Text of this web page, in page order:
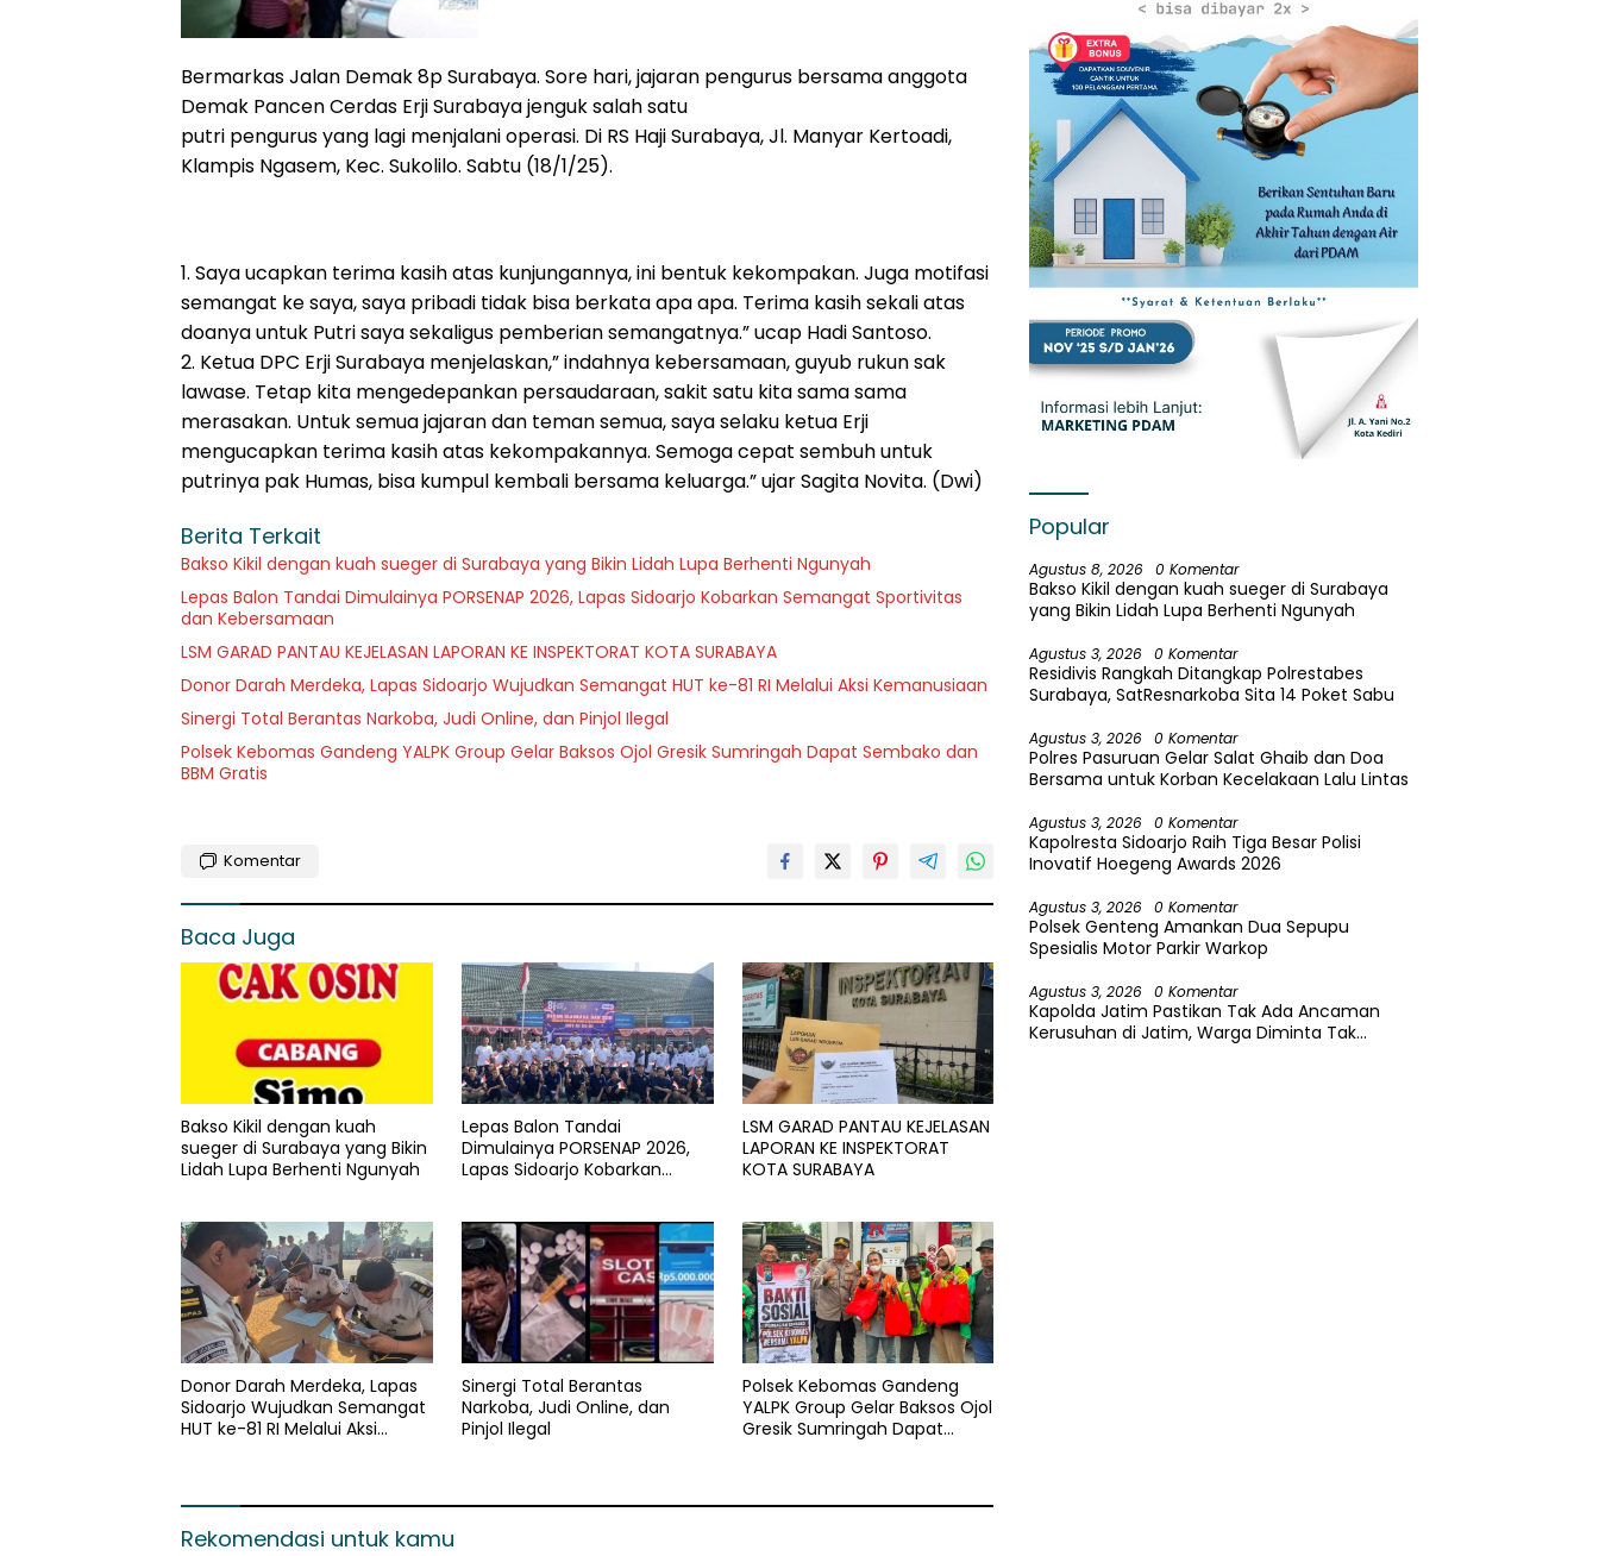
Bermarkas Jalan Demak 8p Surabaya. Sore hari, jajaran pengurus bersama anggota
Demak Pancen Cerdas Erji Surabaya jenguk salah satu
putri pengurus yang lagi menjalani operasi. Di RS Haji Surabaya, Jl. Manyar Kertoadi,
Klampis Ngasem, Kec. Sukolilo. Sabtu (18/1/25).
1. Saya ucapkan terima kasih atas kunjungannya, ini bentuk kekompakan. Juga motifasi
semangat ke saya, saya pribadi tidak bisa berkata apa apa. Terima kasih sekali atas
doanya untuk Putri saya sekaligus pemberian semangatnya.” ucap Hadi Santoso.
2. Ketua DPC Erji Surabaya menjelaskan,” indahnya kebersamaan, guyub rukun sak
lawase. Tetap kita mengedepankan persaudaraan, sakit satu kita sama sama
merasakan. Untuk semua jajaran dan teman semua, saya selaku ketua Erji
mengucapkan terima kasih atas kekompakannya. Semoga cepat sembuh untuk
putrinya pak Humas, bisa kumpul kembali bersama keluarga.” ujar Sagita Novita. (Dwi)
Berita Terkait
Bakso Kikil dengan kuah sueger di Surabaya yang Bikin Lidah Lupa Berhenti Ngunyah
Lepas Balon Tandai Dimulainya PORSENAP 2026, Lapas Sidoarjo Kobarkan Semangat Sportivitas
dan Kebersamaan
LSM GARAD PANTAU KEJELASAN LAPORAN KE INSPEKTORAT KOTA SURABAYA
Donor Darah Merdeka, Lapas Sidoarjo Wujudkan Semangat HUT ke-81 RI Melalui Aksi Kemanusiaan
Sinergi Total Berantas Narkoba, Judi Online, dan Pinjol Ilegal
Polsek Kebomas Gandeng YALPK Group Gelar Baksos Ojol Gresik Sumringah Dapat Sembako dan
BBM Gratis
Komentar
Baca Juga
Bakso Kikil dengan kuah
sueger di Surabaya yang Bikin
Lidah Lupa Berhenti Ngunyah
Lepas Balon Tandai
Dimulainya PORSENAP 2026,
Lapas Sidoarjo Kobarkan
LSM GARAD PANTAU KEJELASAN
LAPORAN KE INSPEKTORAT
KOTA SURABAYA
Donor Darah Merdeka, Lapas
Sidoarjo Wujudkan Semangat
HUT ke-81 RI Melalui Aksi
Sinergi Total Berantas
Narkoba, Judi Online, dan
Pinjol Ilegal
Polsek Kebomas Gandeng
YALPK Group Gelar Baksos Ojol
Gresik Sumringah Dapat
Rekomendasi untuk kamu
Popular
Agustus 8, 2026 0 Komentar
Bakso Kikil dengan kuah sueger di Surabaya
yang Bikin Lidah Lupa Berhenti Ngunyah
Agustus 3, 2026 0 Komentar
Residivis Rangkah Ditangkap Polrestabes
Surabaya, SatResnarkoba Sita 14 Poket Sabu
Agustus 3, 2026 0 Komentar
Polres Pasuruan Gelar Salat Ghaib dan Doa
Bersama untuk Korban Kecelakaan Lalu Lintas
Agustus 3, 2026 0 Komentar
Kapolresta Sidoarjo Raih Tiga Besar Polisi
Inovatif Hoegeng Awards 2026
Agustus 3, 2026 0 Komentar
Polsek Genteng Amankan Dua Sepupu
Spesialis Motor Parkir Warkop
Agustus 3, 2026 0 Komentar
Kapolda Jatim Pastikan Tak Ada Ancaman
Kerusuhan di Jatim, Warga Diminta Tak